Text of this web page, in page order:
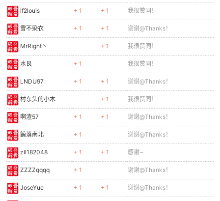
lf2louis + 1 + 1 我很赞同！
雪不染衣 + 1 + 1 谢谢@Thanks！
MrRight丶 + 1 我很赞同！
水艮 + 1 我很赞同！
LNDU97 + 1 + 1 谢谢@Thanks！
村东头的小木 + 1 我很赞同！
啊渣57 + 1 + 1 谢谢@Thanks！
鲸落南北 + 1 谢谢@Thanks！
zll182048 + 1 + 1 感谢~
ZZZZqqqq + 1 谢谢@Thanks！
JoseYue + 1 + 1 谢谢@Thanks！